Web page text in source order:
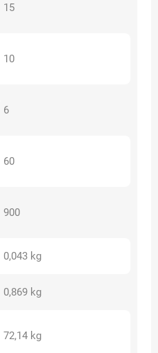
15
10
6
60
900
0,043 kg
0,869 kg
72,14 kg